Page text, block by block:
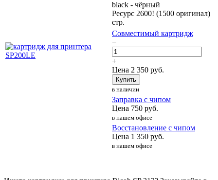
black - чёрный
Ресурс 2600! (1500 оригинал)
стр.
Совместимый картридж
−
+
Цена 2 350 руб.
Купить
в наличии
Заправка с чипом
Цена 750 руб.
в нашем офисе
Восстановление с чипом
Цена 1 350 руб.
в нашем офисе